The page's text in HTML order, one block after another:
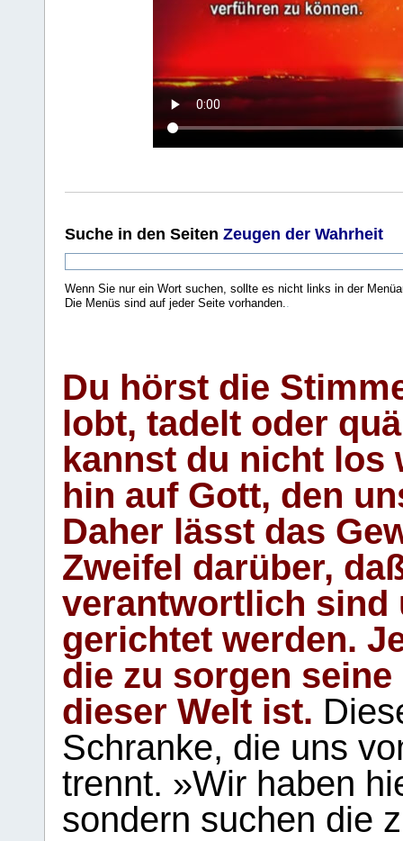
Suche in den Seiten Zeugen der Wahrheit
Wenn Sie nur ein Wort suchen, sollte es nicht links in der
Die Menüs sind auf jeder Seite vorhanden.
Du hörst die
lobt, tadelt oder
kannst du nicht los
hin auf Gott, den
Daher lässt das
Zweifel darüber,
verantwortlich sind
gerichtet werden.
die zu sorgen
dieser Welt ist.
Schranke, die uns
trennt. »Wir haben
sondern suchen die